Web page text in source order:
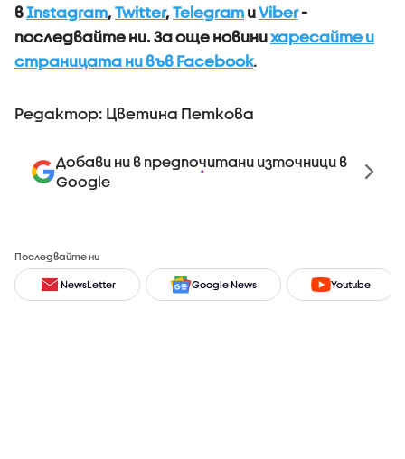
вInstagram, Twitter, Telegram иViber-
последвайте ни.За още новинихаресайте и
страницата ни във Facebook.
Редактор: Цветина Петкова
Добави ни в предпочитани източници в
Google
Последвайте ни
NewsLetter Google News Youtube